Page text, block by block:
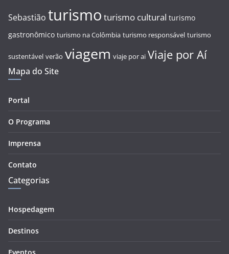
Sebastião turismo turismo cultural turismo
gastronômico turismo na Colômbia turismo responsável turismo
sustentável verão viagem viaje por ai Viaje por Aí
Mapa do Site
Portal
O Programa
Imprensa
Contato
Categorias
Hospedagem
Destinos